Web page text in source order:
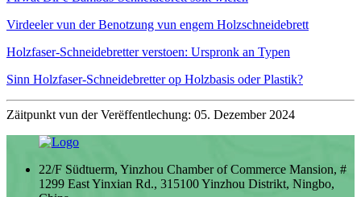
Virdeeler vun der Benotzung vun engem Holzschneidebrett
Holzfaser-Schneidebretter verstoen: Urspronk an Typen
Sinn Holzfaser-Schneidebretter op Holzbasis oder Plastik?
Zäitpunkt vun der Verëffentlechung: 05. Dezember 2024
22/F Südtuerm, Yinzhou Chamber of Commerce Mansion, #
1299 East Yinxian Rd., 315100 Yinzhou Distrikt, Ningbo,